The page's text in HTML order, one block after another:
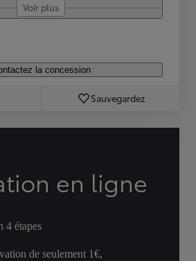
Voir plus
la concession
Sauvegardez
en ligne
4 étapes
de seulement 1€,